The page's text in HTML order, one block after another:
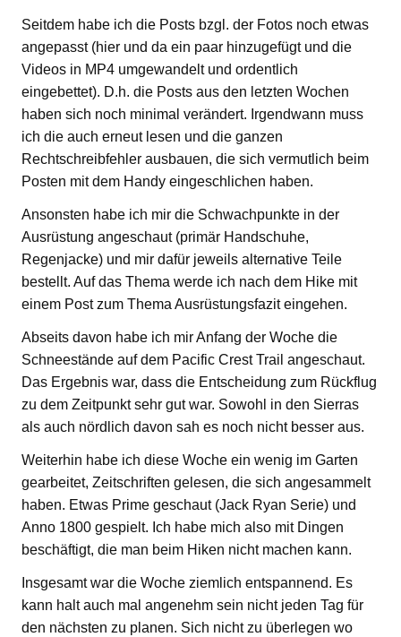
Seitdem habe ich die Posts bzgl. der Fotos noch etwas
angepasst (hier und da ein paar hinzugefügt und die
Videos in MP4 umgewandelt und ordentlich
eingebettet). D.h. die Posts aus den letzten Wochen
haben sich noch minimal verändert. Irgendwann muss
ich die auch erneut lesen und die ganzen
Rechtschreibfehler ausbauen, die sich vermutlich beim
Posten mit dem Handy eingeschlichen haben.
Ansonsten habe ich mir die Schwachpunkte in der
Ausrüstung angeschaut (primär Handschuhe,
Regenjacke) und mir dafür jeweils alternative Teile
bestellt. Auf das Thema werde ich nach dem Hike mit
einem Post zum Thema Ausrüstungsfazit eingehen.
Abseits davon habe ich mir Anfang der Woche die
Schneestände auf dem Pacific Crest Trail angeschaut.
Das Ergebnis war, dass die Entscheidung zum Rückflug
zu dem Zeitpunkt sehr gut war. Sowohl in den Sierras
als auch nördlich davon sah es noch nicht besser aus.
Weiterhin habe ich diese Woche ein wenig im Garten
gearbeitet, Zeitschriften gelesen, die sich angesammelt
haben. Etwas Prime geschaut (Jack Ryan Serie) und
Anno 1800 gespielt. Ich habe mich also mit Dingen
beschäftigt, die man beim Hiken nicht machen kann.
Insgesamt war die Woche ziemlich entspannend. Es
kann halt auch mal angenehm sein nicht jeden Tag für
den nächsten zu planen. Sich nicht zu überlegen wo